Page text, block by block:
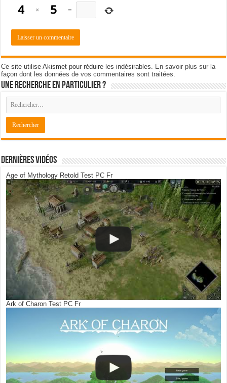
× =
Ce site utilise Akismet pour réduire les indésirables. En savoir plus sur la
façon dont les données de vos commentaires sont traitées.
Une recherche en particulier ?
Dernières Vidéos
Age of Mythology Retold Test PC Fr
Ark of Charon Test PC Fr